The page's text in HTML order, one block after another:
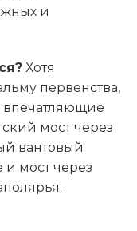
и
Хотя
первенства,
впечатляющие
мост через
вантовый
и мост через